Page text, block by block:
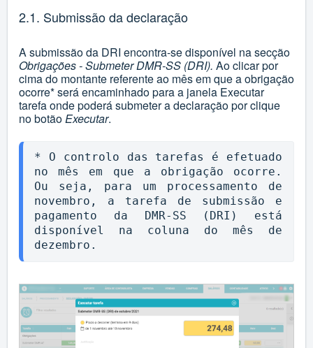
2.1. Submissão da declaração
A submissão da DRI encontra-se disponível na secção
Obrigações - Submeter DMR-SS (DRI). Ao clicar por
cima do montante referente ao mês em que a obrigação
ocorre* será encaminhado para a janela Executar
tarefa onde poderá submeter a declaração por clique
no botãoExecutar.
* O controlo das tarefas é efetuado
no mês em que a obrigação ocorre.
Ou seja, para um processamento de
novembro, a tarefa de submissão e
pagamento da DMR-SS (DRI) está
disponível na coluna do mês de
dezembro.